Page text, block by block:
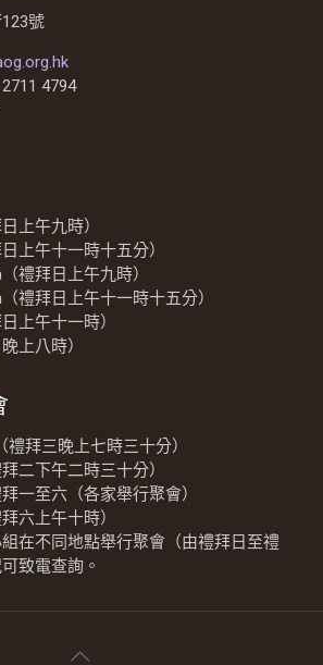
號
4794
上午九時）
上午十一時十五分）
禮拜日上午九時）
禮拜日上午十一時十五分）
上午十一時）
上八時）
拜三晚上七時三十分）
二下午二時三十分）
一至六（各家舉行聚會）
六上午十時）
在不同地點舉行聚會（由禮拜日至禮
致電查詢。